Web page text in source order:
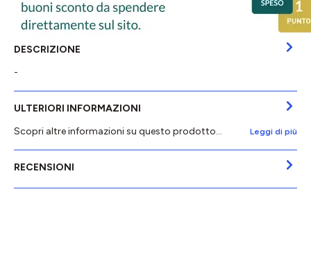
DESCRIZIONE
-
ULTERIORI INFORMAZIONI
Scopri altre informazioni su questo prodotto...
Leggi di più
RECENSIONI